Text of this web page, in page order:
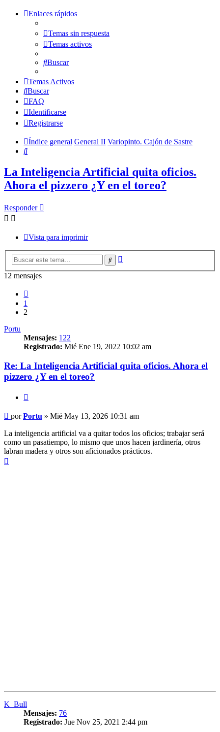
Enlaces rápidos
Temas sin respuesta
Temas activos
Buscar
Temas Activos
Buscar
FAQ
Identificarse
Registrarse
Índice general General II Variopinto. Cajón de Sastre
Buscar
La Inteligencia Artificial quita oficios.
Ahora el pizzero ¿Y en el toreo?
Responder
Vista para imprimir
Buscar
12 mensajes
1
2
Portu
Mensajes: 122
Registrado: Mié Ene 19, 2022 10:02 am
Re: La Inteligencia Artificial quita oficios. Ahora el
pizzero ¿Y en el toreo?
Mensaje
porPortu » Mié May 13, 2026 10:31 am
La inteligencia artificial va a quitar todos los oficios; trabajar será
como un pasatiempo, lo mismo que unos hacen jardinería, otros
labran madera y otros son aficionados prácticos.
K_Bull
Mensajes: 76
Registrado: Jue Nov 25, 2021 2:44 pm